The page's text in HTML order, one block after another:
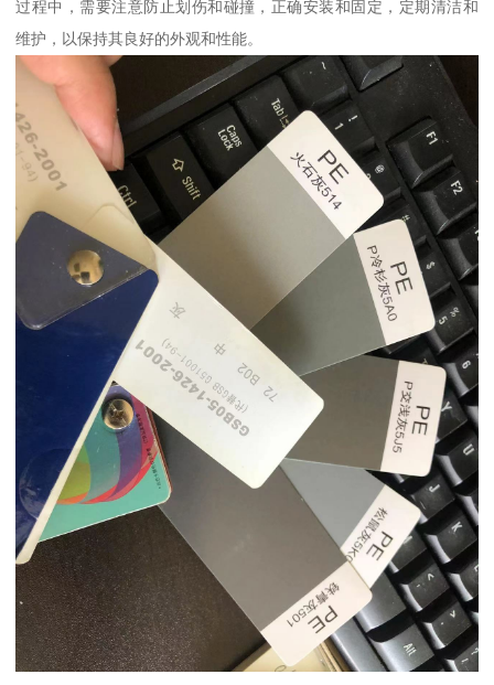
过程中，需要注意防止划伤和碰撞，正确安装和固定，定期清洁和
维护，以保持其良好的外观和性能。